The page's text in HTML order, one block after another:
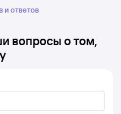
и ответов
вопросы о том,